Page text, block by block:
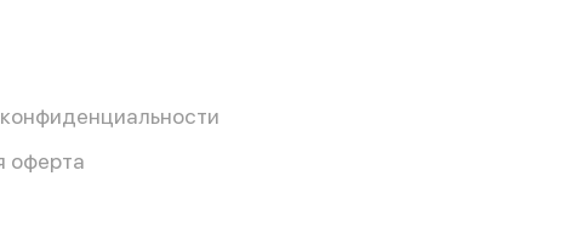
оферта